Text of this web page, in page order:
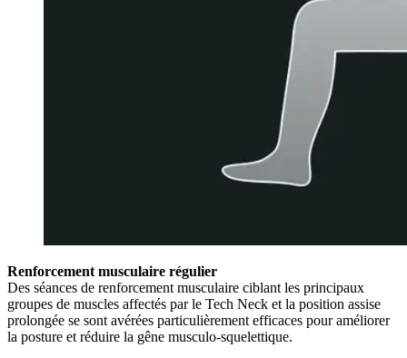
Renforcement musculaire régulier
Des séances de renforcement musculaire ciblant les principaux
groupes de muscles affectés par le Tech Neck et la position assise
prolongée se sont avérées particulièrement efficaces pour améliorer
la posture et réduire la gêne musculo-squelettique.